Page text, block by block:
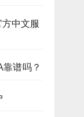
中文服
谱吗？